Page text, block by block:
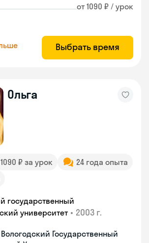
от 1090 ₽ / урок
Выбрать время
Ольга
₽ за урок
24 года опыта
государственный
университет • 2003 г.
Государственный